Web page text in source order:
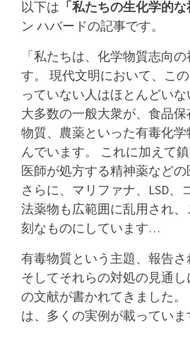
以下は 「私たちの生化学的な
ン ハバードの記事です。
「私たちは、化学物質志向
す。 現代文明において、こ
っていない人はほとんどいな
大多数の一般大衆が、食品
物質、農薬といった有毒化
んでいます。 これに加えて
医師が処方する精神薬などの
さらに、マリファナ、LSD、
法薬物も広範囲に乱用され
刻なものにしています…
有毒物質という主題、報告さ
そしてそれらの対処の見通
の文献が書かれてきました
は、多くの実例が載っていま